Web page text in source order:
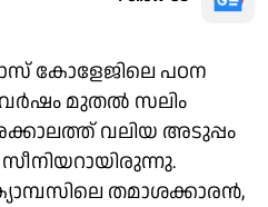
കോളേജിലെ പഠന
വർഷം മുതൽ സലിം
വലിയ അടുപ്പം
സീനിയറായിരുന്നു.
തമാശക്കാരൻ,